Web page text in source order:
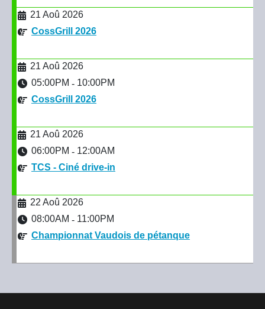
21 Aoû 2026
CossGrill 2026
21 Aoû 2026
05:00PM - 10:00PM
CossGrill 2026
21 Aoû 2026
06:00PM - 12:00AM
TCS - Ciné drive-in
22 Aoû 2026
08:00AM - 11:00PM
Championnat Vaudois de pétanque